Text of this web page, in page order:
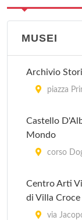
MUSEI
Archivio
piazza
Castello
Mondo
corso
Centro Arti
di Villa Croce
via